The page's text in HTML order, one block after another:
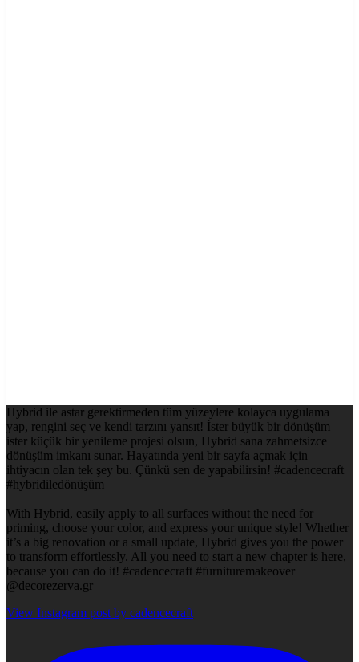
Hybrid ile astar gerektirmeden tüm yüzeylere kolayca uygulama
yap, rengini seç ve kendi tarzını yansıt! İster büyük bir dönüşüm
ister küçük bir yenileme projesi olsun, Hybrid sana zahmetsizce
dönüşüm imkanı sunar. Hayatında yeni bir sayfa açmak için
ihtiyacın olan tek şey bu. Çünkü sen de yapabilirsin! #cadencecraft
#hybridiledönüşüm
With Hybrid, easily apply to all surfaces without the need for
priming, choose your color, and express your unique style! Whether
it’s a big renovation or a small update, Hybrid gives you the power
to transform effortlessly. All you need to start a new chapter is here,
because you can do it! #cadencecraft #furnituremakeover
@decorezerva.gr
View Instagram post by cadencecraft